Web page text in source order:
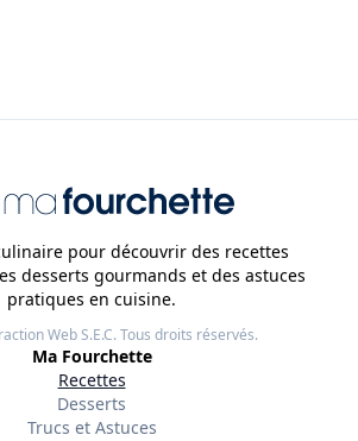
pour découvrir des recettes
desserts gourmands et des astuces
pratiques en cuisine.
Web S.E.C.Tous droits réservés.
Ma Fourchette
Recettes
Desserts
Trucs et Astuces